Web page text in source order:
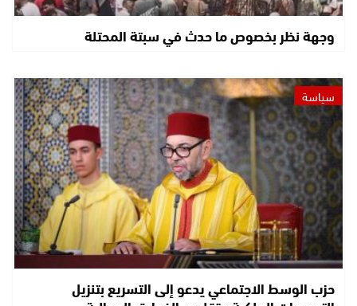
وجهة نظر بخصوص ما حدث في سبتة المحتلة
سياسة
حزب الوسط الاجتماعي يدعو إلى التسريع بتنزيل